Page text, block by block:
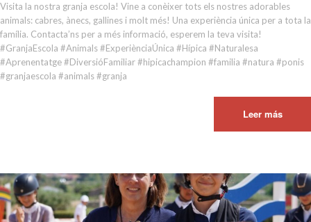
Visita la nostra granja escola! Vine a conèixer tots els nostres adorables
animals: cabres, ànecs, gallines i molt més! Una experiència única per a tota la
família. Contacta’ns per a més informació, esperem la teva visita!
#GranjaEscola #Animals #ExperiènciaÚnica #Hípica #Naturalesa
#Aprenentatge #DiversióFamiliar #hipicachampion #familia #natura #ponis
#granjaescola #animals #granja
Leer más